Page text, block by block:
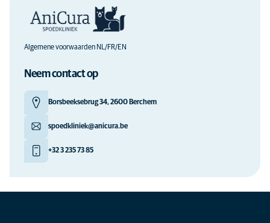
Algemene voorwaarden NL/FR/EN
Neem contact op
Borsbeeksebrug 34, 2600 Berchem
spoedkliniek@anicura.be
+32 3 235 73 85